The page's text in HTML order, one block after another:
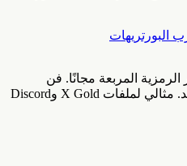
البورتريهات
من الصور الرمزية المربعة مجانًا. فن
البكسل، الكرتون، البسيط والمزيد. مثالي لملفات X Gold وDiscord